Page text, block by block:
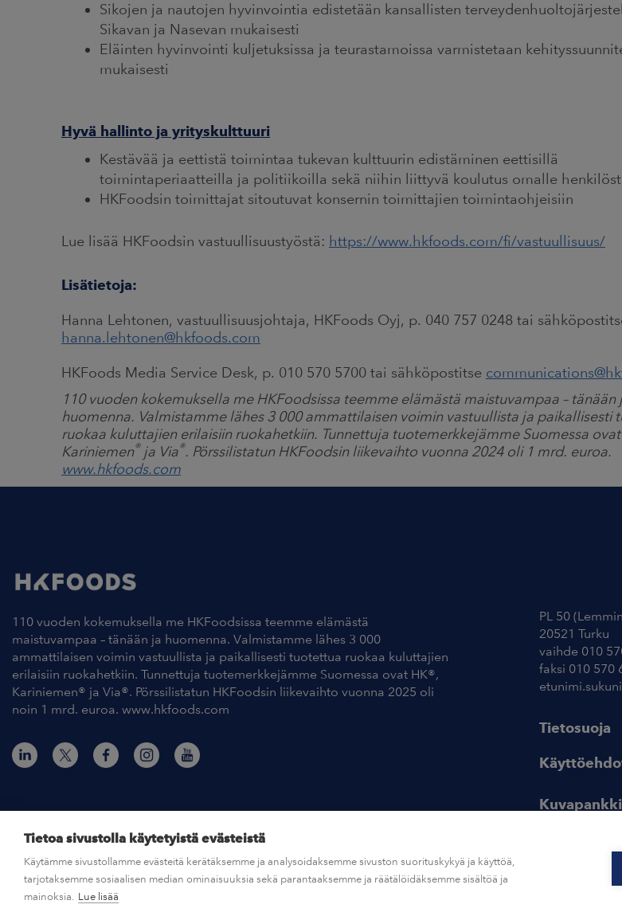
Sikojen ja nautojen hyvinvointia edistetään kansallisten
Sikavan ja Nasevan mukaisesti
Eläinten hyvinvointi kuljetuksissa ja teurastamoissa varmistetaan
mukaisesti
Hyvä hallinto ja yrityskulttuuri
Kestävää ja eettistä toimintaa tukevan kulttuurin edistäminen eettisillä
toimintaperiaatteilla ja politiikoilla sekä niihin liittyvä koulutus omalle
HKFoodsin toimittajat sitoutuvat konsernin toimittajien toimintaohjeisiin
Lue lisää HKFoodsin vastuullisuustyöstä: https://www.hkfoods.com/fi/vastuullisuus/
Lisätietoja:
Hanna Lehtonen, vastuullisuusjohtaja, HKFoods Oyj, p. 040 757 0248 tai
hanna.lehtonen@hkfoods.com
HKFoods Media Service Desk, p. 010 570 5700 tai sähköpostitse
110 vuoden kokemuksella me HKFoodsissa teemme elämästä maistuvampaa – tänään
huomenna. Valmistamme lähes 3 000 ammattilaisen voimin vastuullista ja paikallisesti
ruokaa kuluttajien erilaisiin ruokahetkiin. Tunnettuja tuotemerkkejämme Suomessa ovat
Kariniemen®ja Via®. Pörssilistatun HKFoodsin liikevaihto vuonna 2024 oli 1 mrd. euroa.
www.hkfoods.com
110 vuoden kokemuksella me HKFoodsissa teemme elämästä
maistuvampaa – tänään ja huomenna. Valmistamme lähes 3 000
ammattilaisen voimin vastuullista ja paikallisesti tuotettua ruokaa kuluttajien
erilaisiin ruokahetkiin. Tunnettuja tuotemerkkejämme Suomessa ovat HK®,
Kariniemen® ja Via®. Pörssilistatun HKFoodsin liikevaihto vuonna 2025 oli
noin 1 mrd. euroa. www.hkfoods.com
PL 50
20521 Turku
vaihde 010
faksi 010 570
Tietosuoja
Kuvapankki
© HKFoods 2026
Tietoa sivustolla käytetyistä evästeistä
Käytämme sivustollamme evästeitä kerätäksemme ja analysoidaksemme sivuston suorituskykyä ja käyttöä,
tarjotaksemme sosiaalisen median ominaisuuksia sekä parantaaksemme ja räätälöidäksemme sisältöä ja
mainoksia. Lue lisää